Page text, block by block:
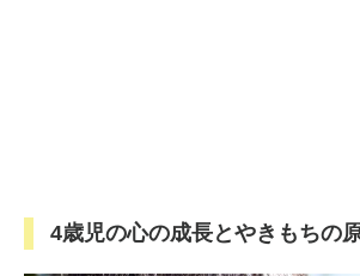
4歳児の心の成長とやきもちの